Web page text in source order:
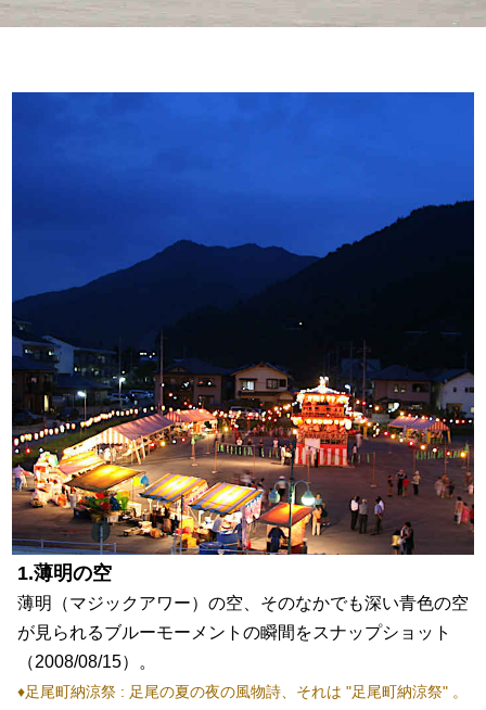
1.薄明の空
薄明（マジックアワー）の空、そのなかでも深い青色の空
が見られるブルーモーメントの瞬間をスナップショット
（2008/08/15）。
♦足尾町納涼祭 : 足尾の夏の夜の風物詩、それは "足尾町納涼祭" 。